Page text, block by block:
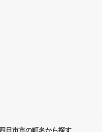
四日市市の町名から探す